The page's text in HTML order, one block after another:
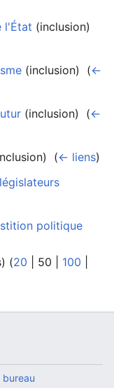
l'État (inclusion) ‎
(inclusion) ‎ (←
(inclusion) ‎ (←
(← liens)
politique
) (20 50 100
bureau